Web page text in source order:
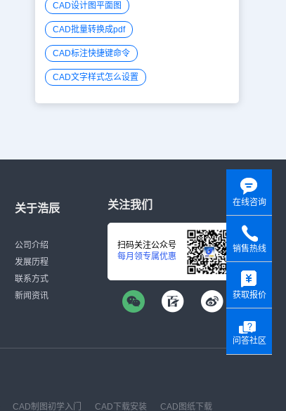
CAD设计图平面图
CAD批量转换成pdf
CAD标注快捷键命令
CAD文字样式怎么设置
关于浩辰
公司介绍
发展历程
联系方式
新闻资讯
关注我们
扫码关注公众号
每月领专属优惠
CAD制图初学入门 CAD下载安装 CAD图纸下载
在线咨询
销售热线
获取报价
问答社区